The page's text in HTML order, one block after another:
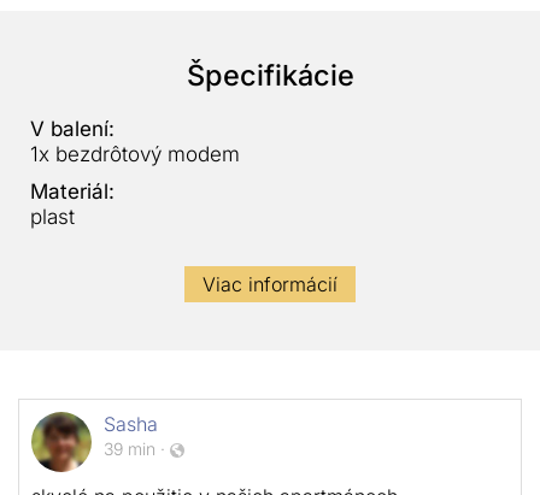
Špecifikácie
V balení:
1x bezdrôtový modem
Materiál:
plast
Viac informácií
Sasha
39 min ·